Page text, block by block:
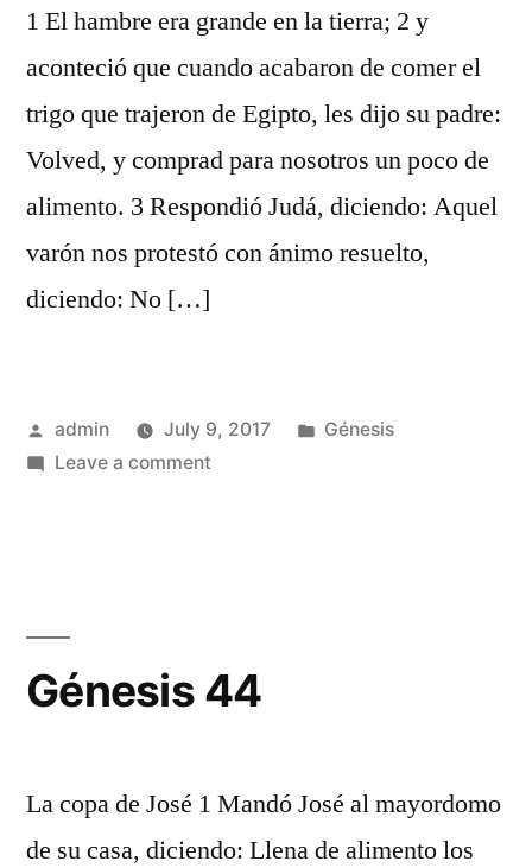
1 El hambre era grande en la tierra; 2 y
aconteció que cuando acabaron de comer el
trigo que trajeron de Egipto, les dijo su padre:
Volved, y comprad para nosotros un poco de
alimento. 3 Respondió Judá, diciendo: Aquel
varón nos protestó con ánimo resuelto,
diciendo: No […]
Posted
by
admin July 9, 2017
Posted
Génesis
Leave a commenton
Génesis 44
La copa de José 1 Mandó José al mayordomo
de su casa, diciendo: Llena de alimento los